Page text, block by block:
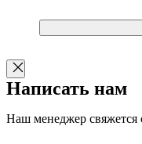
Написать нам
Наш менеджер